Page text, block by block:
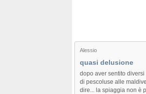
Alessio
quasi delusione
dopo aver sentito
di pescoluse alle
dire... la spiaggia non è